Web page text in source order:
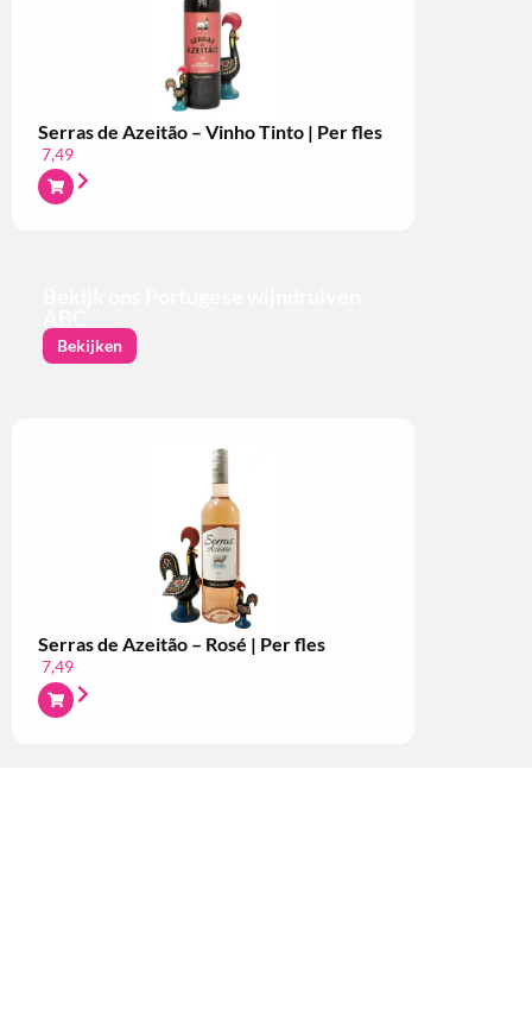
Serras de Azeitão – Vinho Tinto | Per fles
7,49
Bekijken
Serras de Azeitão – Rosé | Per fles
7,49